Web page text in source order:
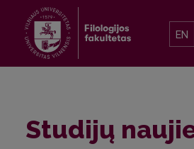
EN
Studijų